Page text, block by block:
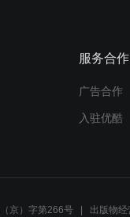
服务合作
广告合作
入驻优酷
京）字第266号 出版物